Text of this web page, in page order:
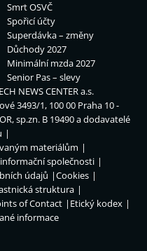
Smrt OSVČ
Spořicí účty
Superdávka – změny
Důchody 2027
Minimální mzda 2027
Senior Pas – slevy
NEWS CENTER a.s.
3493/1, 100 00 Praha 10 -
sp.zn. B 19490 a dodavatelé
materiálům
společnosti
údajů
Cookies
struktura
of Contact
Etický kodex
informace